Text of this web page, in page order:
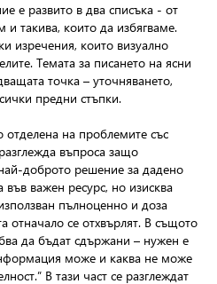
е развито в два списъка - от
такива, които да избягваме.
изречения, които визуално
Темата за писането на ясни
точка – уточняването,
предни стъпки.
отделена на проблемите със
въпроса защо
доброто решение за дадено
във важен ресурс, но изисква
пълноценно и доза
отначало се отхвърлят. В същото
да бъдат сдържани – нужен е
може и каква не може
В тази част се разглеждат